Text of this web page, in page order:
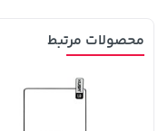
محصولات مرتبط